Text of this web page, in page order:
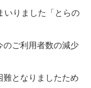
いりました「とらの
のご利用者数の減少
となりましたため